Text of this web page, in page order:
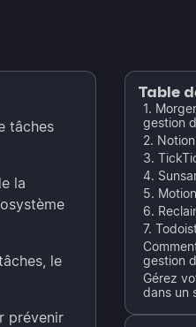
tâches
la
le
prévenir
Table
1.
gestion
2.
3.
4.
5. Motion
6.
7.
gestion
Gérez
dans un